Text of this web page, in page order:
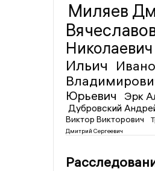
Миляев
Николаевич
Ильич
Юрьевич
Эрк
Дубровский
Виктор Викторович
Дмитрий Сергеевич